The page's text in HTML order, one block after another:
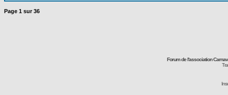
Page 1 sur36
Forum de l'association